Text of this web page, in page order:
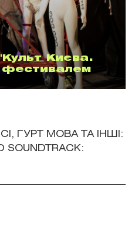
ГУРТ МОВА ТА ІНШІ:
Києва.
фестивалем